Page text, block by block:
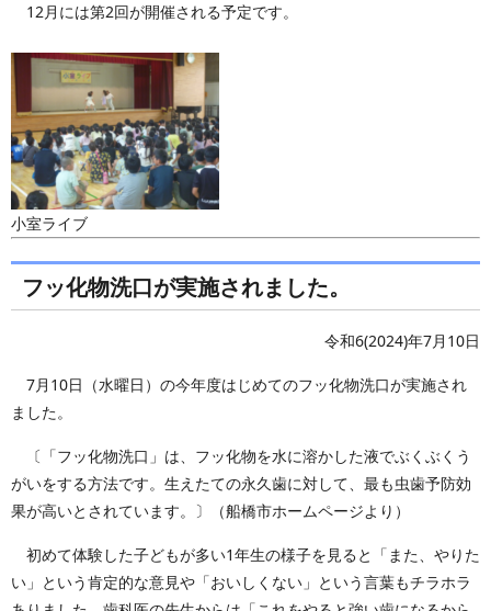
12月には第2回が開催される予定です。
小室ライブ
フッ化物洗口が実施されました。
令和6(2024)年7月10日
7月10日（水曜日）の今年度はじめてのフッ化物洗口が実施され
ました。
〔「フッ化物洗口」は、フッ化物を水に溶かした液でぶくぶくう
がいをする方法です。生えたての永久歯に対して、最も虫歯予防効
果が高いとされています。〕（船橋市ホームページより）
初めて体験した子どもが多い1年生の様子を見ると「また、やりた
い」という肯定的な意見や「おいしくない」という言葉もチラホラ